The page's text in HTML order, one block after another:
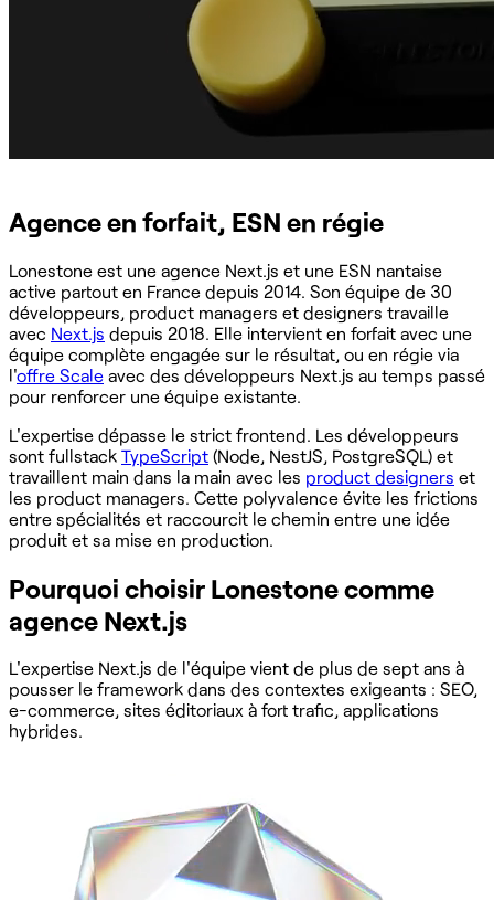
Agence en forfait, ESN en régie
Lonestone est une agence Next.js et une ESN nantaise
active partout en France depuis 2014. Son équipe de 30
développeurs, product managers et designers travaille
avec Next.js depuis 2018. Elle intervient en forfait avec une
équipe complète engagée sur le résultat, ou en régie via
l'offre Scale avec des développeurs Next.js au temps passé
pour renforcer une équipe existante.
L'expertise dépasse le strict frontend. Les développeurs
sont fullstack TypeScript (Node, NestJS, PostgreSQL) et
travaillent main dans la main avec les product designers et
les product managers. Cette polyvalence évite les frictions
entre spécialités et raccourcit le chemin entre une idée
produit et sa mise en production.
Pourquoi choisir Lonestone comme
agence Next.js
L'expertise Next.js de l'équipe vient de plus de sept ans à
pousser le framework dans des contextes exigeants : SEO,
e-commerce, sites éditoriaux à fort trafic, applications
hybrides.